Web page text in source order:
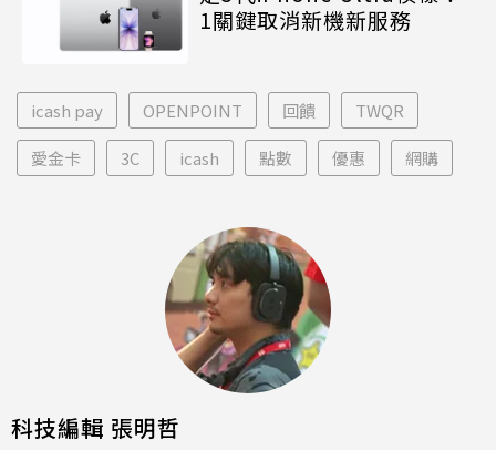
1關鍵取消新機新服務
icash pay OPENPOINT 回饋 TWQR
愛金卡 3C icash 點數 優惠 網購
科技編輯 張明哲